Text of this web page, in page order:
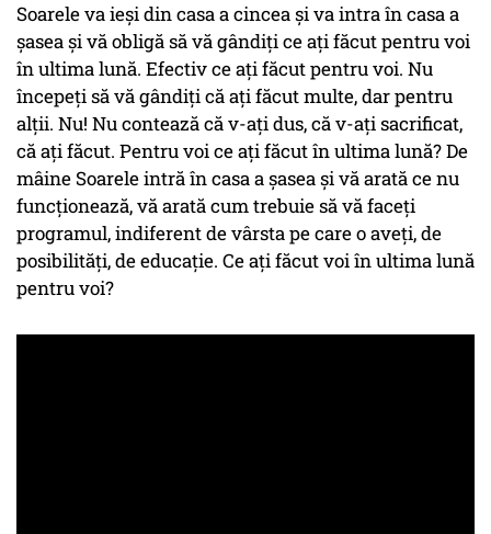
Soarele va ieși din casa a cincea și va intra în casa a
șasea și vă obligă să vă gândiți ce ați făcut pentru voi
în ultima lună. Efectiv ce ați făcut pentru voi. Nu
începeți să vă gândiți că ați făcut multe, dar pentru
alții. Nu! Nu contează că v-ați dus, că v-ați sacrificat,
că ați făcut. Pentru voi ce ați făcut în ultima lună? De
mâine Soarele intră în casa a șasea și vă arată ce nu
funcționează, vă arată cum trebuie să vă faceți
programul, indiferent de vârsta pe care o aveți, de
posibilități, de educație. Ce ați făcut voi în ultima lună
pentru voi?